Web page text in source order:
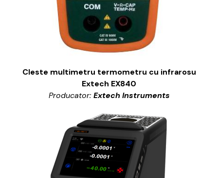
Cleste multimetru termometru cu infrarosu
Extech EX840
Producator: Extech Instruments